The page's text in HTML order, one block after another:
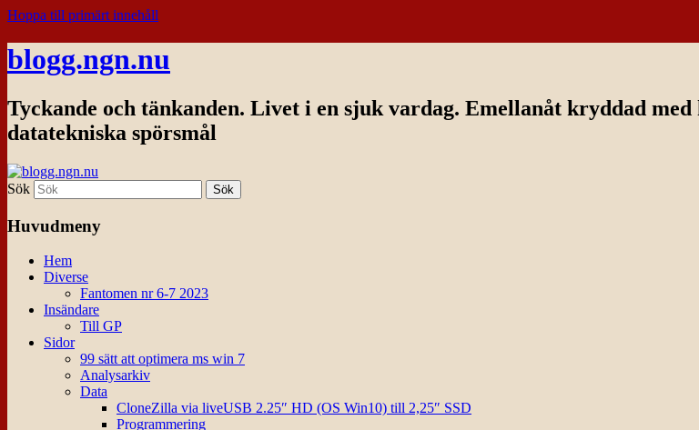
Hoppa till primärt innehåll
blogg.ngn.nu
Tyckande och tänkanden. Livet i en sjuk vardag. Emellanåt kryddad
datatekniska spörsmål
Sök
Huvudmeny
Hem
Diverse
Fantomen nr 6-7 2023
Insändare
Till GP
Sidor
99 sätt att optimera ms win 7
Analysarkiv
Data
CloneZilla via liveUSB 2.25″ HD (OS Win10) till 2,25″ SSD
Programmering